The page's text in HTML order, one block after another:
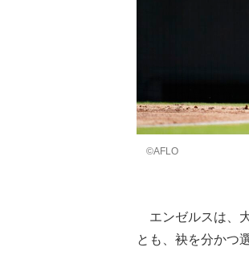
©AFLO
エンゼルスは、
とも、袂を分かつ